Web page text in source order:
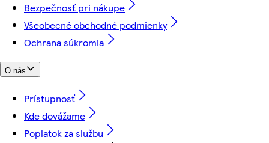
Bezpečnosť pri nákupe
Všeobecné obchodné podmienky
Ochrana súkromia
O nás
Prístupnosť
Kde dovážame
Poplatok za službu